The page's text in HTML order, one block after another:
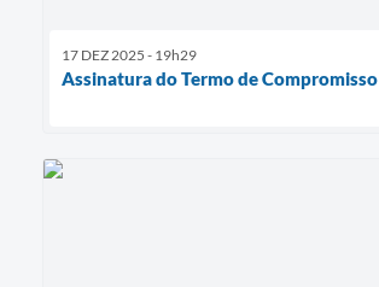
17 DEZ 2025 - 19h29
Assinatura do Termo de Compromisso